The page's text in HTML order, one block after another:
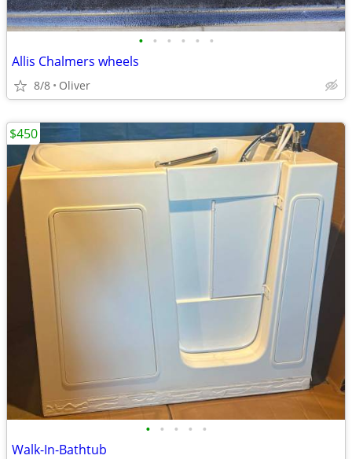
• • • • • •
Allis Chalmers wheels
8/8 Oliver
• • • • •
Walk-In-Bathtub
$450